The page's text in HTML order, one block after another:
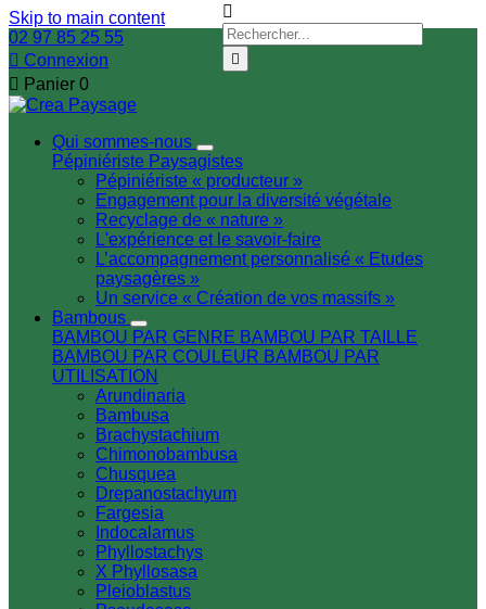
Skip to main content
02 97 85 25 55
 Connexion
 Panier 0
Qui sommes-nous
Pépiniériste Paysagistes
Pépiniériste « producteur »
Engagement pour la diversité végétale
Recyclage de « nature »
L'expérience et le savoir-faire
L’accompagnement personnalisé « Etudes
paysagères »
Un service « Création de vos massifs »
Bambous
BAMBOU PAR GENRE BAMBOU PAR TAILLE
BAMBOU PAR COULEUR BAMBOU PAR
UTILISATION
Arundinaria
Bambusa
Brachystachium
Chimonobambusa
Chusquea
Drepanostachyum
Fargesia
Indocalamus
Phyllostachys
X Phyllosasa
Pleioblastus

